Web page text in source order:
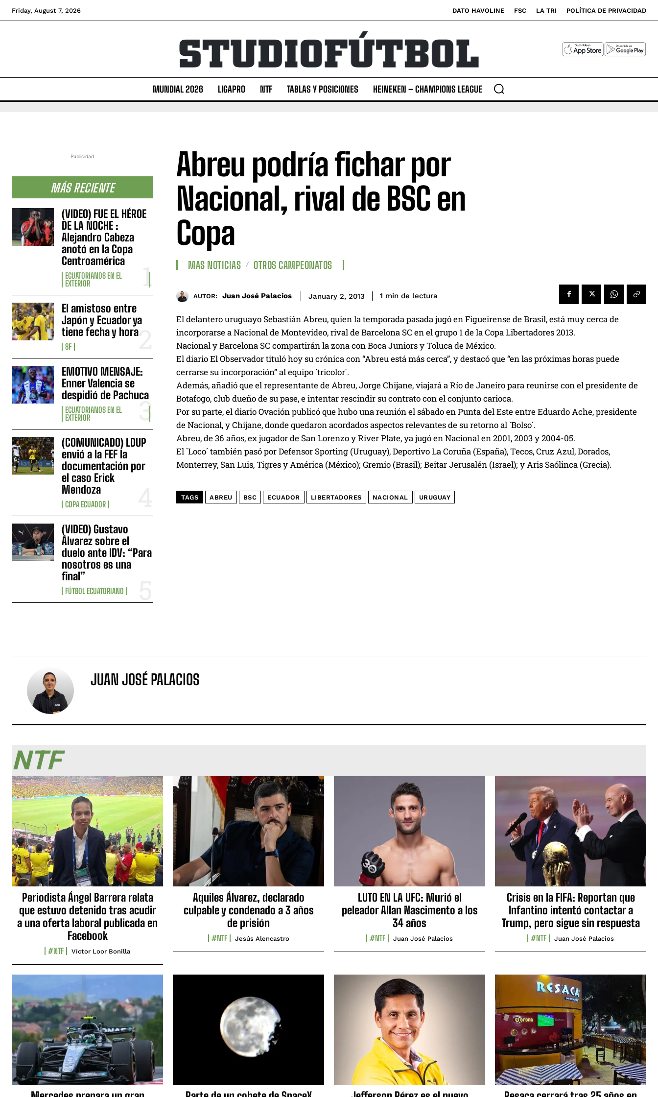
Friday, August 7, 2026 DATO HAVOLINE FSC LA TRI POLÍTICA DE PRIVACIDAD
MUNDIAL 2026 LIGAPRO NTF TABLAS Y POSICIONES HEINEKEN – CHAMPIONS LEAGUE
Publicidad
MÁS RECIENTE
(VIDEO) FUE EL HÉROE
DE LA NOCHE :
Alejandro Cabeza
anotó en la Copa
Centroamérica
ECUATORIANOS EN EL
EXTERIOR
El amistoso entre
Japón y Ecuador ya
tiene fecha y hora
SF
EMOTIVO MENSAJE:
Enner Valencia se
despidió de Pachuca
ECUATORIANOS EN EL
EXTERIOR
(COMUNICADO) LDUP
envió a la FEF la
documentación por
el caso Erick
Mendoza
COPA ECUADOR
(VIDEO) Gustavo
Álvarez sobre el
duelo ante IDV: “Para
nosotros es una
final”
FÚTBOL ECUATORIANO
Abreu podría fichar por
Nacional, rival de BSC en
Copa
MAS NOTICIAS OTROS CAMPEONATOS
AUTOR: Juan José Palacios January 2, 2013 1 min de lectura
El delantero uruguayo Sebastián Abreu, quien la temporada pasada jugó en Figueirense de Brasil, está muy cerca de
incorporarse a Nacional de Montevideo, rival de Barcelona SC en el grupo 1 de la Copa Libertadores 2013.
Nacional y Barcelona SC compartirán la zona con Boca Juniors y Toluca de México.
El diario El Observador tituló hoy su crónica con “Abreu está más cerca”, y destacó que “en las próximas horas puede
cerrarse su incorporación” al equipo `tricolor´.
Además, añadió que el representante de Abreu, Jorge Chijane, viajará a Río de Janeiro para reunirse con el presidente de
Botafogo, club dueño de su pase, e intentar rescindir su contrato con el conjunto carioca.
Por su parte, el diario Ovación publicó que hubo una reunión el sábado en Punta del Este entre Eduardo Ache, presidente
de Nacional, y Chijane, donde quedaron acordados aspectos relevantes de su retorno al `Bolso´.
Abreu, de 36 años, ex jugador de San Lorenzo y River Plate, ya jugó en Nacional en 2001, 2003 y 2004-05.
El `Loco´ también pasó por Defensor Sporting (Uruguay), Deportivo La Coruña (España), Tecos, Cruz Azul, Dorados,
Monterrey, San Luis, Tigres y América (México); Gremio (Brasil); Beitar Jerusalén (Israel); y Aris Saólinca (Grecia).
TAGS ABREU BSC ECUADOR LIBERTADORES NACIONAL URUGUAY
JUAN JOSÉ PALACIOS
NTF
Periodista Ángel Barrera relata
que estuvo detenido tras acudir
a una oferta laboral publicada en
Facebook
#NTF Víctor Loor Bonilla
Aquiles Álvarez, declarado
culpable y condenado a 3 años
de prisión
#NTF Jesús Alencastro
LUTO EN LA UFC: Murió el
peleador Allan Nascimento a los
34 años
#NTF Juan José Palacios
Crisis en la FIFA: Reportan que
Infantino intentó contactar a
Trump, pero sigue sin respuesta
#NTF Juan José Palacios